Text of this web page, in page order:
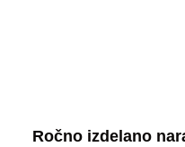
Ročno izdelano